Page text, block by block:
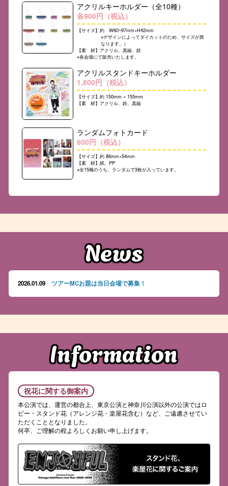
アクリルキーホルダー（全10種）
各900円（税込）
【サイズ】約 W60~97mm×H42mm
※デザインによってダイカットのため、サイズが異
なります。）
【素 材】アクリル、真鍮、鉄
※各会場にて販売いたします。
アクリルスタンドキーホルダー
1,800円（税込）
【サイズ】約 150mm × 155mm
【素 材】アクリル、鉄、真鍮
ランダムフォトカード
600円（税込）
【サイズ】約 86mm×54mm
【素 材】紙、PP
※全15種のうち、ランダムで3枚が入っています。
News
2026.01.09 ツアーMCお題は当日会場で募集！
Information
祝花に関する御案内
本公演では、運営の都合上、東京公演と神奈川公演以外の公演ではロ
ビー・スタンド花（アレンジ花・楽屋花含む）など、ご遠慮させてい
ただくこととなりました。
何卒、ご理解の程よろしくお願い申し上げます。